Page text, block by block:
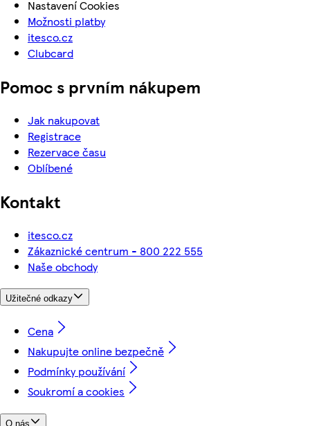
Nastavení Cookies
Možnosti platby
itesco.cz
Clubcard
Pomoc s prvním nákupem
Jak nakupovat
Registrace
Rezervace času
Oblíbené
Kontakt
itesco.cz
Zákaznické centrum - 800 222 555
Naše obchody
Užitečné odkazy
Cena
Nakupujte online bezpečně
Podmínky používání
Soukromí a cookies
O nás